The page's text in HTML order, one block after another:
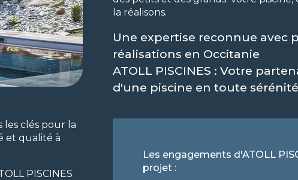
la réalisons.
Une expertise reconnue avec
réalisations en Occitanie
ATOLL PISCINES : Votre
d'une piscine en toute sérénité
les clés pour la
et qualité à
PISCINES
Les engagements d'ATOLL
projet :